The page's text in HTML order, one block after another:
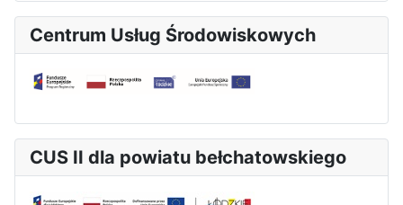
Centrum Usług Środowiskowych
CUS II dla powiatu bełchatowskiego